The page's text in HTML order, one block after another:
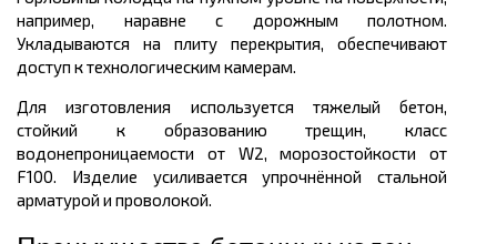
например, наравне с дорожным полотном.
Укладываются на плиту перекрытия, обеспечивают
доступ к технологическим камерам.
Для изготовления используется тяжелый бетон,
стойкий к образованию трещин, класс
водонепроницаемости от W2, морозостойкости от
F100. Изделие усиливается упрочнённой стальной
арматурой и проволокой.